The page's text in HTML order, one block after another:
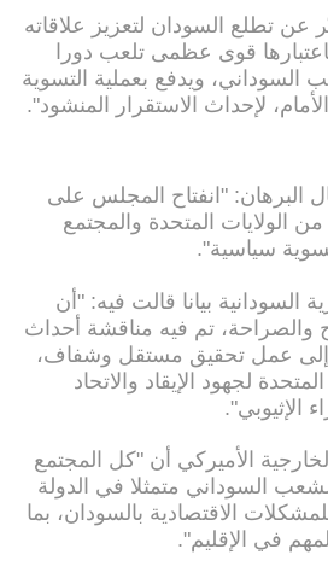
عن تطلع السودان لتعزيز علاقاته
قوى عظمى تلعب دورا
السوداني، ويدفع بعملية التسوية
لإحداث الاستقرار المنشود".
البرهان: "انفتاح المجلس على
من الولايات المتحدة والمجتمع
سياسية".
السودانية بيانا قالت فيه: "أن
والصراحة، تم فيه مناقشة أحداث
إلى عمل تحقيق مستقل وشفاف،
لجهود الإيقاد والاتحاد
الإثيوبي".
الأميركي أن "كل المجتمع
السوداني متمثلا في الدولة
الاقتصادية بالسودان، بما
في الإقليم".